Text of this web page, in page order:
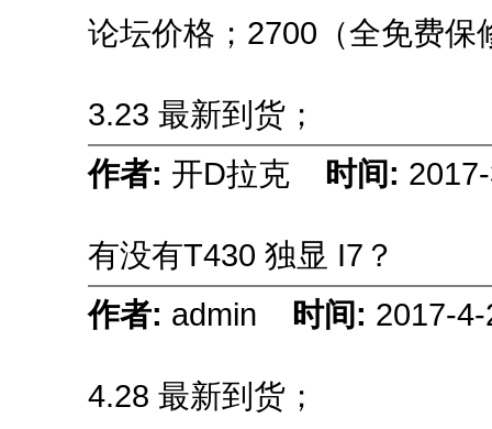
论坛价格；2700（全免费保
3.23 最新到货；
作者: 开D拉克 时间:
有没有T430 独显 I7？
作者: admin 时间: 2017-
4.28 最新到货；